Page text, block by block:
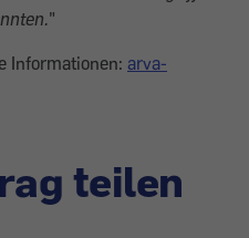
"
Informationen: arva-
teilen